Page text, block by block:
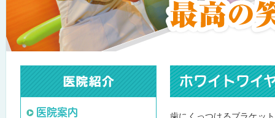
医院案内
ホワイトワイ